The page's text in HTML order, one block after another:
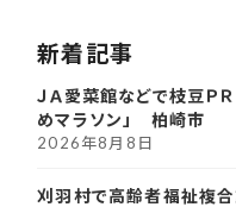
新着記事
ＪＡ愛菜館などで枝豆Ｐ
めマラソン」 柏崎市
2026年8月8日
刈羽村で高齢者福祉複合